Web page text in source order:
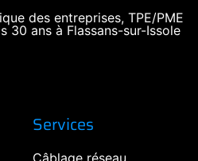
des entreprises, TPE/PME
30 ans à Flassans-sur-Issole
Services
Câblage réseau